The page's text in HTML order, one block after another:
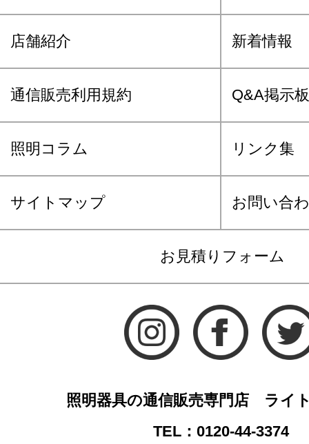
店舗紹介 新着情報
通信販売利用規約 Q&A掲示板
照明コラム リンク集
サイトマップ お問い合
お見積りフォーム
照明器具の通信販売専門店 ライ
TEL：0120-44-3374